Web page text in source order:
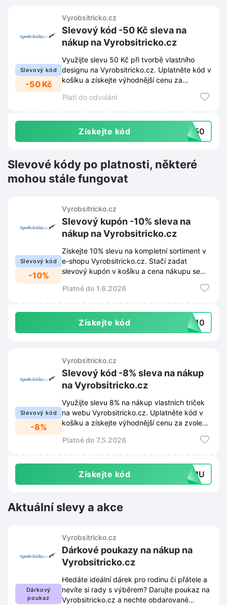
Slevový kód
-50 Kč
Vyrobsitricko.cz
Slevový kód -50 Kč sleva na
nákup na Vyrobsitricko.cz
Využijte slevu 50 Kč při tvorbě vlastního
designu na Vyrobsitricko.cz. Uplatněte kód v
košíku a získejte výhodnější cenu za
Platí do odvolání
Získejte kód CE50
Slevové kódy po platnosti, některé
mohou stále fungovat
Slevový kód
-10%
Vyrobsitricko.cz
Slevový kupón -10% sleva na
nákup na Vyrobsitricko.cz
Získejte 10% slevu na kompletní sortiment v
e-shopu Vyrobsitricko.cz. Stačí zadat
slevový kupón v košíku a cena nákupu se
Platné do 1.6.2026
Získejte kód EL10
Slevový kód
-8%
Vyrobsitricko.cz
Slevový kód -8% sleva na nákup
na Vyrobsitricko.cz
Využijte slevu 8% na nákup vlastních triček
na webu Vyrobsitricko.cz. Uplatněte kód v
košíku a získejte výhodnější cenu za zvolený
Platné do 7.5.2026
Získejte kód MAMU
Aktuální slevy a akce
Dárkový
poukaz
Vyrobsitricko.cz
Dárkové poukazy na nákup na
Vyrobsitricko.cz
Hledáte ideální dárek pro rodinu či přátele a
nevíte si rady s výběrem? Darujte poukaz na
Vyrobsitricko.cz a nechte obdarované